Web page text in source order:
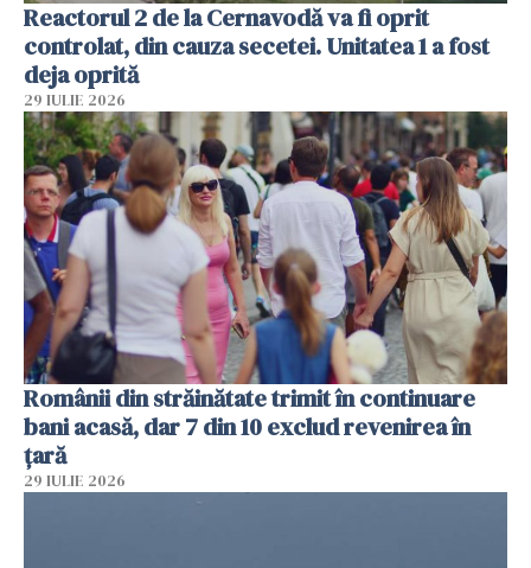
Reactorul 2 de la Cernavodă va fi oprit
controlat, din cauza secetei. Unitatea 1 a fost
deja oprită
29 IULIE 2026
Românii din străinătate trimit în continuare
bani acasă, dar 7 din 10 exclud revenirea în
țară
29 IULIE 2026